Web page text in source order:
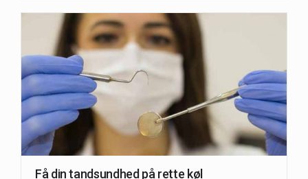
Få din tandsundhed på rette køl